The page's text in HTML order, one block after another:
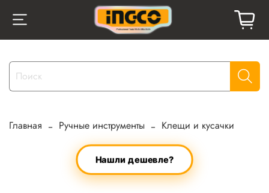
Главная Ручные инструменты Клещи и кусачки
Нашли дешевле?